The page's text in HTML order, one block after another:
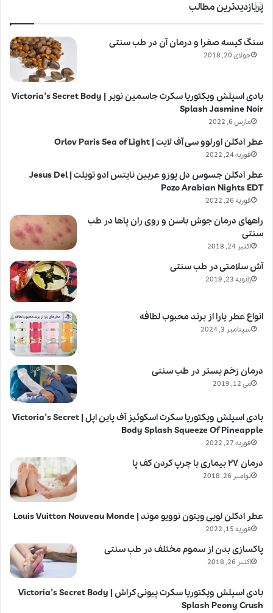
پربازدیدترین مطالب
سنگ کیسه صفرا و درمان آن در طب سنتی
جولای 20, 2018
بادی اسپلش ویکتوریا سکرت جاسمین نویر | Victoria’s Secret Body
Splash Jasmine Noir
مارس 6, 2022
عطر ادکلن اورلوو سی آف لایت | Orlov Paris Sea of Light
فوریه 24, 2022
عطر ادکلن جسوس دل پوزو عربین نایتس ادو تویلت | Jesus Del
Pozo Arabian Nights EDT
فوریه 26, 2022
راههای درمان جوش باسن و روی ران پاها در طب
سنتی
اکتبر 24, 2018
آش سلامتی در طب سنتی
ژانویه 23, 2019
انواع عطر یارا از برند محبوب لطافه
سپتامبر 3, 2024
درمان زخم بستر در طب سنتی
می 12, 2019
بادی اسپلش ویکتوریا سکرت اسکوئیز آف پاین اپل | Victoria’s Secret
Body Splash Squeeze Of Pineapple
فوریه 27, 2022
درمان ۲۷ بیماری با چرپ کردن کف پا
نوامبر 26, 2018
عطر ادکلن لویی ویتون نوویو موند | Louis Vuitton Nouveau Monde
فوریه 15, 2022
پاکسازی بدن از سموم مختلف در طب سنتی
اکتبر 26, 2018
بادی اسپلش ویکتوریا سکرت پیونی کراش | Victoria’s Secret Body
Splash Peony Crush